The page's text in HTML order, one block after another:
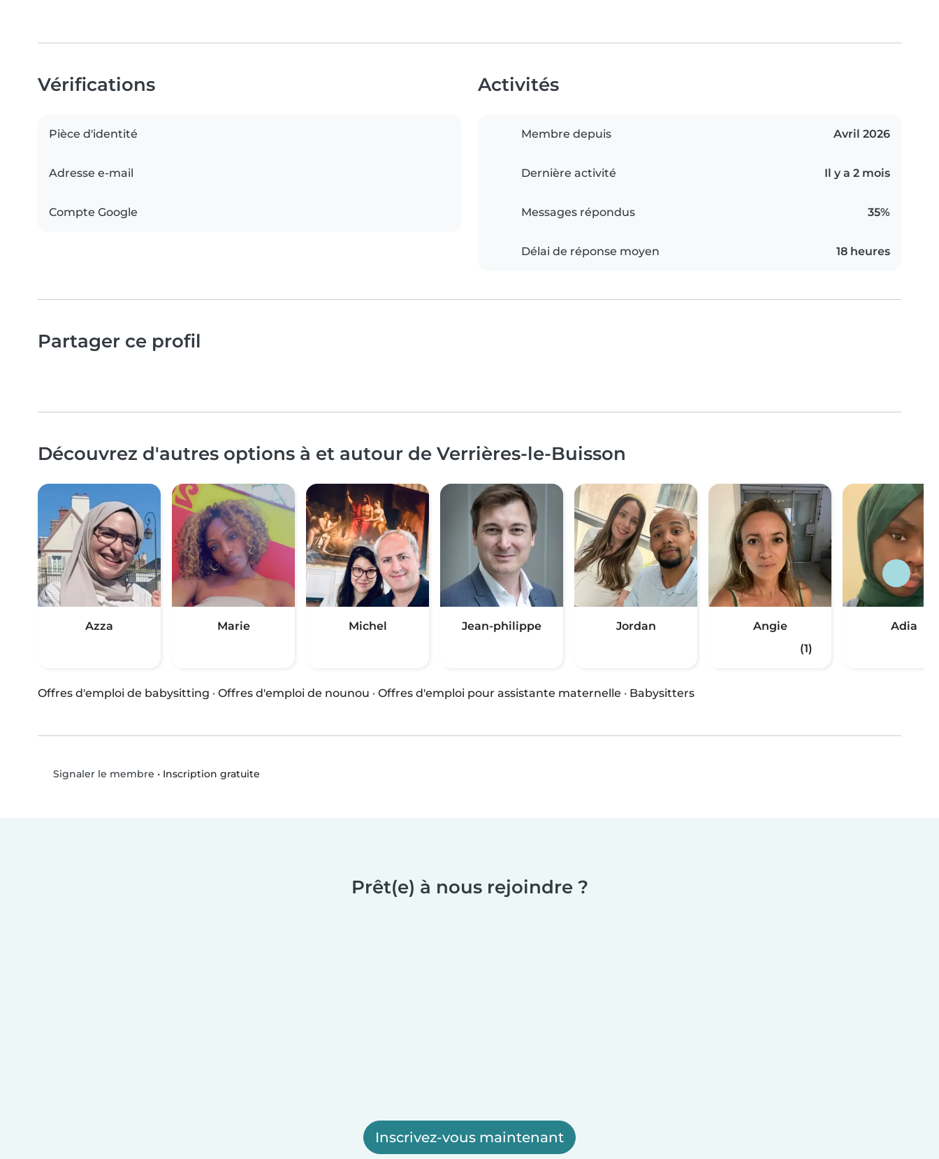
Vérifications
Pièce d'identité
Adresse e-mail
Compte Google
Activités
Membre depuis Avril 2026
Dernière activité Il y a 2 mois
Messages répondus 35%
Délai de réponse moyen 18 heures
Partager ce profil
Découvrez d'autres options à et autour de Verrières-le-Buisson
Azza Marie Michel Jean-philippe Jordan
Angie
(1)
Adia
Offres d'emploi de babysitting · Offres d'emploi de nounou · Offres d'emploi pour assistante maternelle · Babysitters
Signaler le membre • Inscription gratuite
Prêt(e) à nous rejoindre ?
Inscrivez-vous maintenant